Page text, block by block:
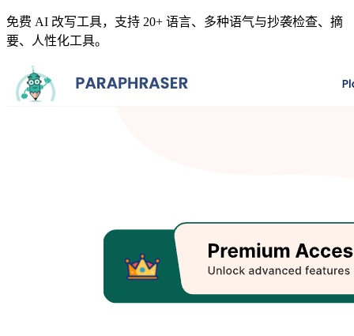
免费 AI 改写工具，支持 20+ 语言、多种语气与抄袭检查、摘
要、人性化工具。